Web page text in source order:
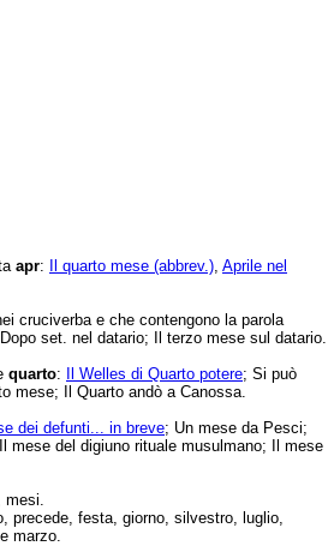
apr: Il quarto mese (abbrev.) Aprile nel
cruciverba e che contengono la parola
set. nel datario; Il terzo mese sul datario.
quarto: Il Welles di Quarto potere; Si può
mese; Il Quarto andò a Canossa.
dei defunti... in breve; Un mese da Pesci;
mese del digiuno rituale musulmano; Il mese
precede, festa, giorno, silvestro, luglio,
marzo.